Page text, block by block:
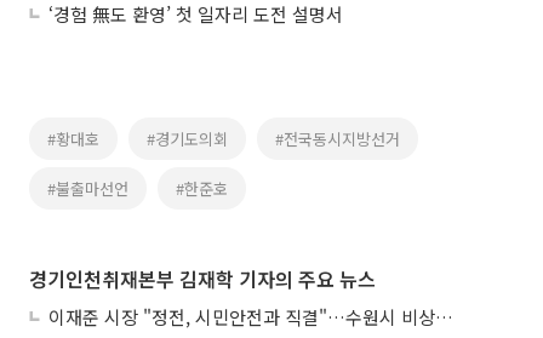
‘경험 無도 환영’ 첫 일자리 도전 설명서
#황대호 #경기도의회 #전국동시지방선거
#불출마선언 #한준호
경기인천취재본부 김재학 기자의 주요 뉴스
이재준 시장 "정전, 시민안전과 직결"…수원시 비상대응체계 가동